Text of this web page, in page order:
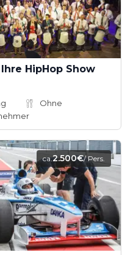
HipHop Show
Ohne
ca.2.500€/ Pers.